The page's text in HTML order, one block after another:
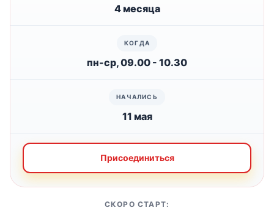
4 месяца
пн-ср, 09.00 - 10.30
11 мая
Присоединиться
СКОРО СТАРТ: